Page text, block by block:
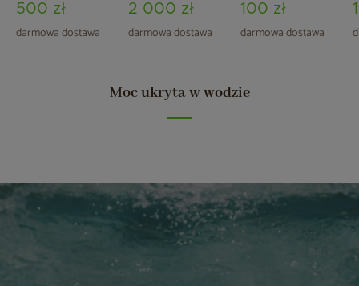
500 zł
darmowa dostawa
2 000 zł
darmowa dostawa
100 zł
darmowa dostawa
Moc ukryta w wodzie